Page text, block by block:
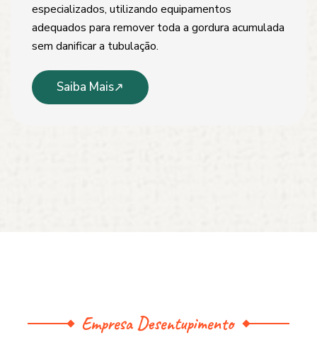
especializados, utilizando equipamentos
adequados para remover toda a gordura acumulada
sem danificar a tubulação.
Saiba Mais
Empresa Desentupimento